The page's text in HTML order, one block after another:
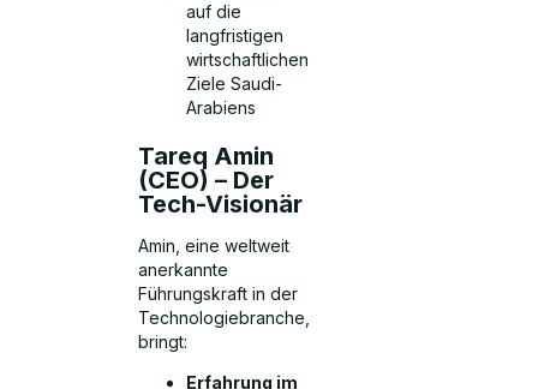
auf die
langfristigen
wirtschaftlichen
Ziele Saudi-
Arabiens
Tareq Amin
(CEO) – Der
Tech-Visionär
Amin, eine weltweit
anerkannte
Führungskraft in der
Technologiebranche,
bringt:
Erfahrung im